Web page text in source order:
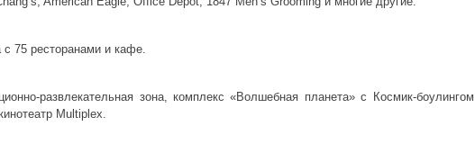
75 ресторанами и кафе.
развлекательная зона, комплекс «Волшебная планета» с Космик-
Multiplex.